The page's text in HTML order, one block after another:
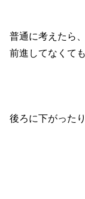
普通に考えたら、
前進してなくて
後ろに下がった